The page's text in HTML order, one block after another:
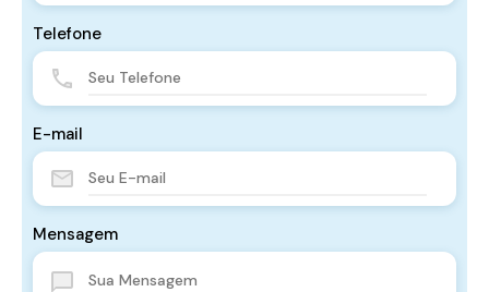
Telefone
E-mail
Mensagem